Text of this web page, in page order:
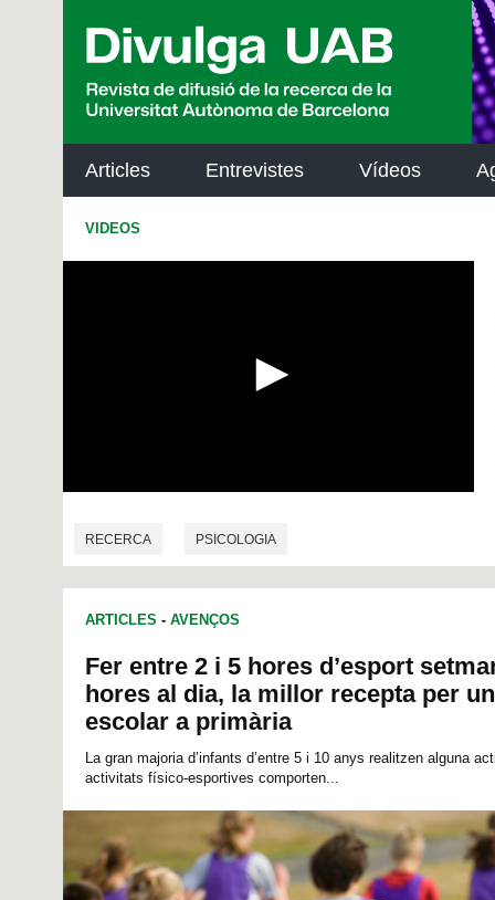
Articles Entrevistes Vídeos
VIDEOS
o
n
m
RECERCA PSICOLOGIA
ARTICLES - AVENÇOS
Fer entre 2 i 5 hores d’esport
hores al dia, la millor recepta per
escolar a primària
La gran majoria d’infants d’entre 5 i 10 anys realitzen alguna
activitats físico-esportives comporten...